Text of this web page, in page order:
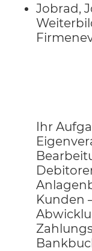
Jobrad,
Ihr
Kunden